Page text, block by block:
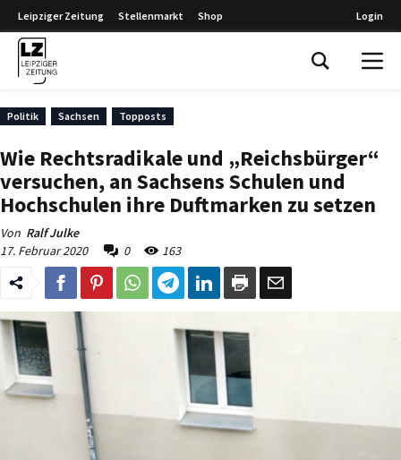
Leipziger Zeitung Stellenmarkt Shop Login
Politik Sachsen Topposts
Wie Rechtsradikale und „Reichsbürger“
versuchen, an Sachsens Schulen und
Hochschulen ihre Duftmarken zu setzen
Von Ralf Julke
17. Februar 2020
0 163